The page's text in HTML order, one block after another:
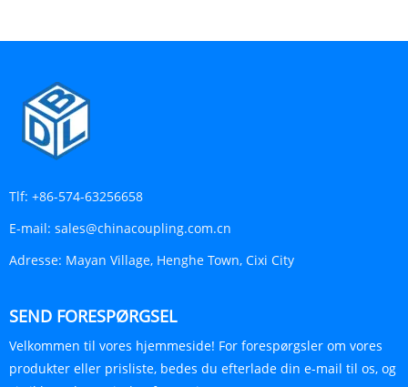
Tlf: +86-574-63256658
E-mail: sales@chinacoupling.com.cn
Adresse: Mayan Village, Henghe Town, Cixi City
SEND FORESPØRGSEL
Velkommen til vores hjemmeside! For forespørgsler om vores
produkter eller prisliste, bedes du efterlade din e-mail til os, og